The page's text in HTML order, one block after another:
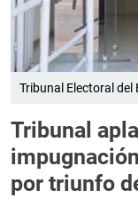
Tribunal Electoral del
Tribunal
por triunfo